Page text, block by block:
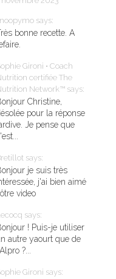
says:
bonne recette. A
Gironi • Coach
certifiée The
Network™ says:
Christine,
pour la réponse
Je pense que
says:
je suis très
j'ai bien aimé
video
says:
! Puis-je utiliser
autre yaourt que de
?...
Gironi says: